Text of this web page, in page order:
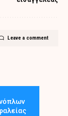
Leave a comment